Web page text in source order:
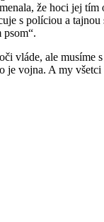
že hoci jej
s políciou a tajnou
psom“.
vláde, ale musíme
je vojna. A my